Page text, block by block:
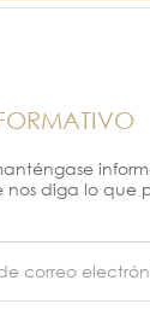
nos diga lo que